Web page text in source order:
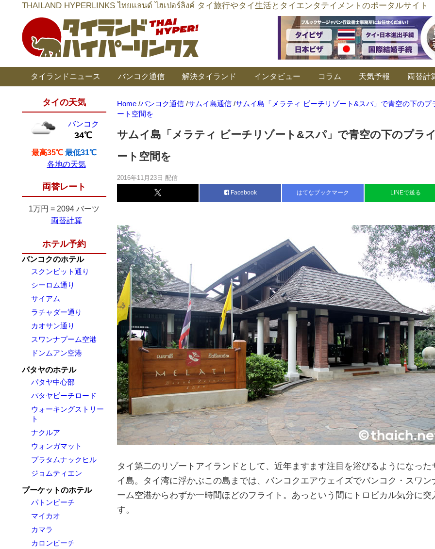
THAILAND HYPERLINKS ไทยแลนด์ ไฮเปอร์ลิงค์ タイ旅行やタイ生活とタイエンタテイメントのポータルサイト
タイランドニュース バンコク通信 解決タイランド インタビュー コラム 天気予報 両替計
タイの天気
バンコク
34℃
最高35℃ 最低31℃
各地の天気
両替レート
1万円 = 2094 バーツ
両替計算
ホテル予約
バンコクのホテル
スクンビット通り
シーロム通り
サイアム
ラチャダー通り
カオサン通り
スワンナプーム空港
ドンムアン空港
パタヤのホテル
パタヤ中心部
パタヤビーチロード
ウォーキングストリー
ト
ナクルア
ウォンガマット
プラタムナックヒル
ジョムティエン
プーケットのホテル
パトンビーチ
マイカオ
カマラ
カロンビーチ
Home /バンコク通信 /サムイ島通信 /サムイ島「メラティ ビーチリゾート&スパ」で青空の下のプ
ート空間を
サムイ島「メラティ ビーチリゾート&スパ」で青空の下のプラ
ート空間を
2016年11月23日 配信
Facebook はてなブックマーク LINEで送る
タイ第二のリゾートアイランドとして、近年ますます注目を浴びるようになった
イ島。タイ湾に浮かぶこの島までは、バンコクエアウェイズでバンコク・スワン
ーム空港からわずか一時間ほどのフライト。あっという間にトロピカル気分に突
す。